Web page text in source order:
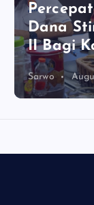
Dana
II Bagi
Sarwo